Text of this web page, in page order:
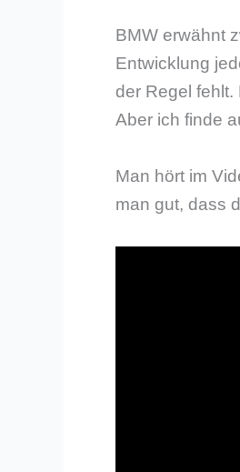
BMW erwähnt
Entwicklung
der Regel
Aber ich finde
Man hört im
man gut, dass